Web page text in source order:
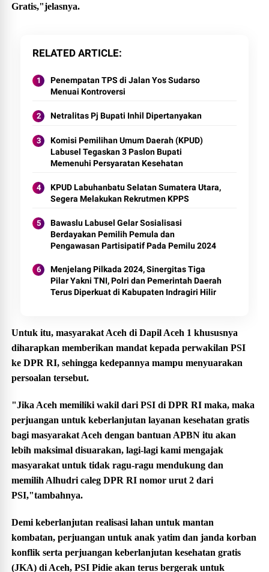
Gratis,"jelasnya.
RELATED ARTICLE
Penempatan TPS di Jalan Yos Sudarso
Menuai Kontroversi
Netralitas Pj Bupati Inhil Dipertanyakan
Komisi Pemilihan Umum Daerah (KPUD)
Labusel Tegaskan 3 Paslon Bupati
Memenuhi Persyaratan Kesehatan
KPUD Labuhanbatu Selatan Sumatera Utara,
Segera Melakukan Rekrutmen KPPS
Bawaslu Labusel Gelar Sosialisasi
Berdayakan Pemilih Pemula dan
Pengawasan Partisipatif Pada Pemilu 2024
Menjelang Pilkada 2024, Sinergitas Tiga
Pilar Yakni TNI, Polri dan Pemerintah Daerah
Terus Diperkuat di Kabupaten Indragiri Hilir
Untuk itu, masyarakat Aceh di Dapil Aceh 1 khususnya
diharapkan memberikan mandat kepada perwakilan PSI
ke DPR RI, sehingga kedepannya mampu menyuarakan
persoalan tersebut.
"Jika Aceh memiliki wakil dari PSI di DPR RI maka, maka
perjuangan untuk keberlanjutan layanan kesehatan gratis
bagi masyarakat Aceh dengan bantuan APBN itu akan
lebih maksimal disuarakan, lagi-lagi kami mengajak
masyarakat untuk tidak ragu-ragu mendukung dan
memilih Alhudri caleg DPR RI nomor urut 2 dari
PSI,"tambahnya.
Demi keberlanjutan realisasi lahan untuk mantan
kombatan, perjuangan untuk anak yatim dan janda korban
konflik serta perjuangan keberlanjutan kesehatan gratis
(JKA) di Aceh, PSI Pidie akan terus bergerak untuk